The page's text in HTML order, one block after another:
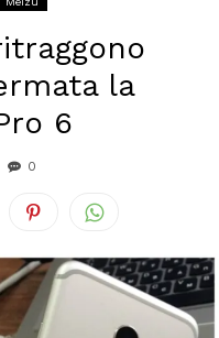
la
6
0